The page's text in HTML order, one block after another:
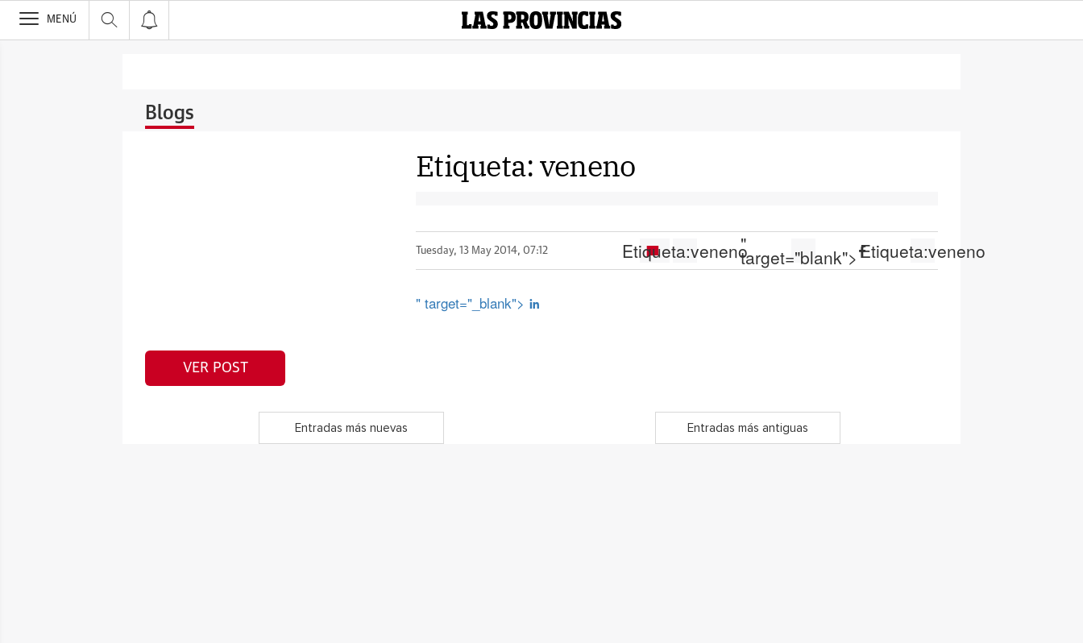
>
MENÚ
Blogs
Etiqueta:veneno
Tuesday, 13 May 2014, 07:12 Etiqueta:veneno
"
target="blank">Etiqueta:veneno
" target="_blank">
VER POST
Entradas más nuevas Entradas más antiguas